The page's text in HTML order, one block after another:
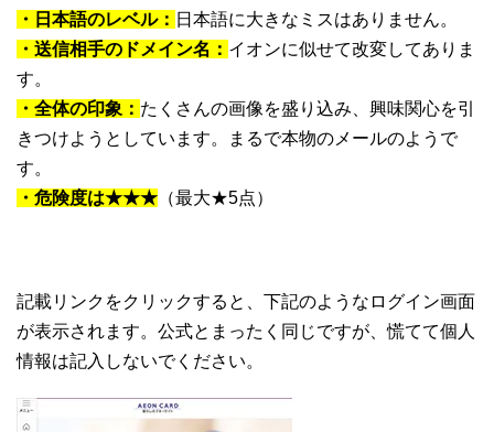
・日本語のレベル： 日本語に大きなミスはありません。
・送信相手のドメイン名： イオンに似せて改変してありま
す。
・全体の印象： たくさんの画像を盛り込み、興味関心を引
きつけようとしています。まるで本物のメールのようで
す。
・危険度は★★★ （最大★5点）
記載リンクをクリックすると、下記のようなログイン画面
が表示されます。公式とまったく同じですが、慌てて個人
情報は記入しないでください。